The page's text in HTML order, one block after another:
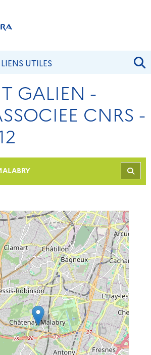
LIENS UTILES
GALIEN -
CNRS -